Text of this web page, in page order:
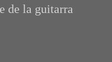
de la guitarra